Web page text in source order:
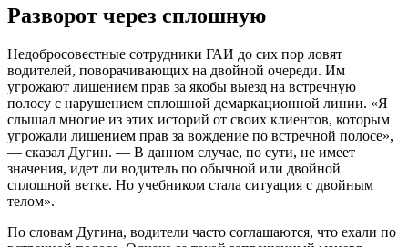
Разворот через сплошную
Недобросовестные сотрудники ГАИ до сих пор ловят
водителей, поворачивающих на двойной очереди. Им
угрожают лишением прав за якобы выезд на встречную
полосу с нарушением сплошной демаркационной линии. «Я
слышал многие из этих историй от своих клиентов, которым
угрожали лишением прав за вождение по встречной полосе»,
— сказал Дугин. — В данном случае, по сути, не имеет
значения, идет ли водитель по обычной или двойной
сплошной ветке. Но учебником стала ситуация с двойным
телом».
По словам Дугина, водители часто соглашаются, что ехали по